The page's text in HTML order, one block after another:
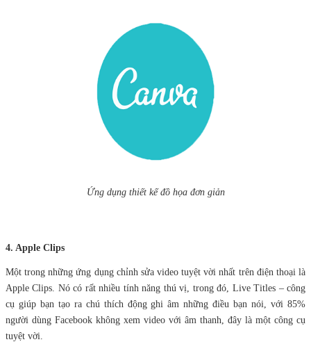
Ứng dụng thiết kế đồ họa đơn giản
4. Apple Clips
Một trong những ứng dụng chỉnh sửa video tuyệt vời nhất trên điện thoại là
Apple Clips. Nó có rất nhiều tính năng thú vị, trong đó, Live Titles – công
cụ giúp bạn tạo ra chú thích động ghi âm những điều bạn nói, với 85%
người dùng Facebook không xem video với âm thanh, đây là một công cụ
tuyệt vời.